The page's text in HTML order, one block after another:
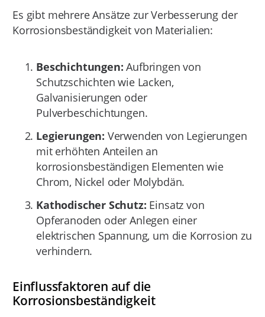
Es gibt mehrere Ansätze zur Verbesserung der
Korrosionsbeständigkeit von Materialien:
Beschichtungen: Aufbringen von
Schutzschichten wie Lacken,
Galvanisierungen oder
Pulverbeschichtungen.
Legierungen: Verwenden von Legierungen
mit erhöhten Anteilen an
korrosionsbeständigen Elementen wie
Chrom, Nickel oder Molybdän.
Kathodischer Schutz: Einsatz von
Opferanoden oder Anlegen einer
elektrischen Spannung, um die Korrosion zu
verhindern.
Einflussfaktoren auf die
Korrosionsbeständigkeit